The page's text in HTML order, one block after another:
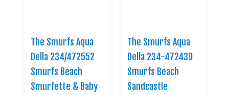
The Smurfs Aqua
Della 234/472552
Smurfs Beach
Smurfette & Baby
The Smurfs Aqua
Della 234-472439
Smurfs Beach
Sandcastle